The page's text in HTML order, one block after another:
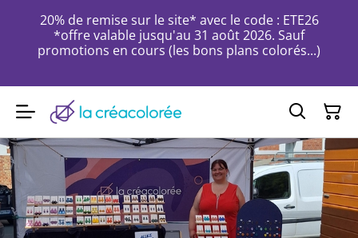
20% de remise sur le site* avec le code : ETE26
*offre valable jusqu'au 31 août 2026. Sauf
promotions en cours (les bons plans colorés...)